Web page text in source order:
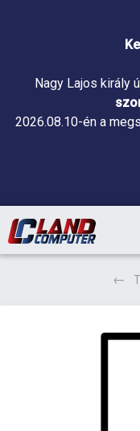
Nagy Lajos király
2026.08.10-én a